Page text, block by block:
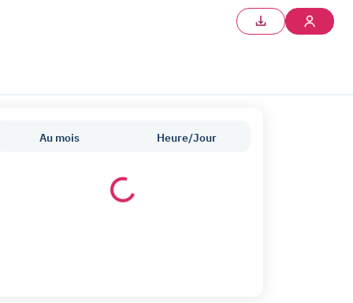
Au mois Heure/Jour